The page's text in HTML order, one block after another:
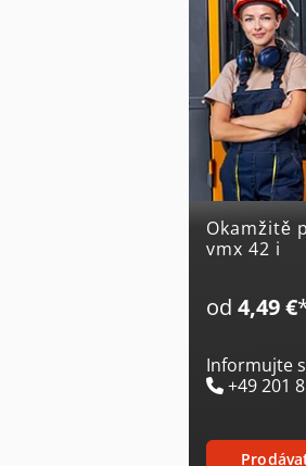
Okamžitě prodat hurco
vmx 42 i
od 4,49 €
Informujte
+49 201